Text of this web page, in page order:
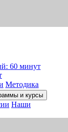
60 минут
Методика
и курсы
Наши